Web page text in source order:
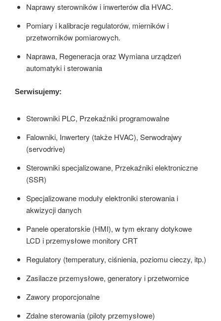
Naprawy sterowników i inwerterów dla HVAC.
Pomiary i kalibracje regulatorów, mierników i
przetworników pomiarowych.
Naprawa, Regeneracja oraz Wymiana urządzeń
automatyki i sterowania
Serwisujemy:
Sterowniki PLC, Przekaźniki programowalne
Falowniki, Inwertery (także HVAC), Serwodrajwy
(servodrive)
Sterowniki specjalizowane, Przekaźniki elektroniczne
(SSR)
Specjalizowane moduły elektroniki sterowania i
akwizycji danych
Panele operatorskie (HMI), w tym ekrany dotykowe
LCD i przemysłowe monitory CRT
Regulatory (temperatury, ciśnienia, poziomu cieczy, itp.)
Zasilacze przemysłowe, generatory i przetwornice
Zawory proporcjonalne
Zdalne sterowania (piloty przemysłowe)